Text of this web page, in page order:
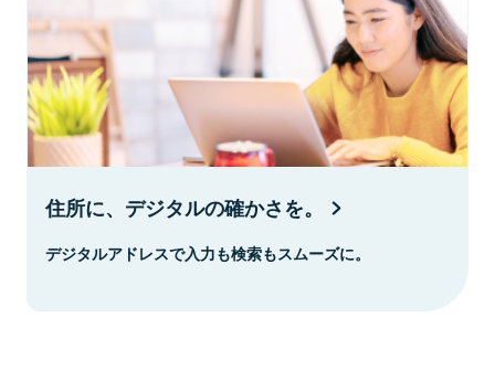
住所に、デジタルの確かさを。
デジタルアドレスで入力も検索もスムーズに。